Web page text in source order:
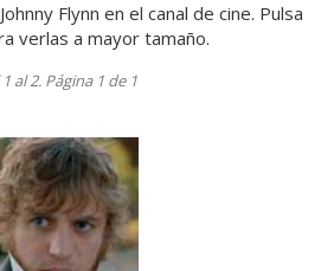
Flynn en el canal de cine. Pulsa
verlas a mayor tamaño.
al 2. Página 1 de 1